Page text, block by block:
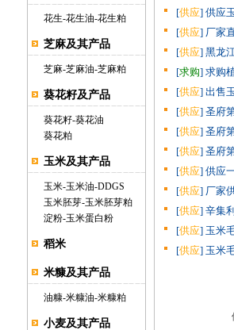
花生-花生油-花生粕
芝麻及其产品
芝麻-芝麻油-芝麻粕
葵花籽及产品
葵花籽-葵花油
葵花粕
玉米及其产品
玉米-玉米油-DDGS
玉米胚芽-玉米胚芽粕
淀粉-玉米蛋白粉
稻米
米糠及其产品
油糠-米糠油-米糠粕
小麦及其产品
[供应] 供应
[供应] 厂家
[供应] 黑龙
[求购] 求购
[供应] 出售
[供应] 圣府
[供应] 圣府
[供应] 圣府
[供应] 供应
[供应] 厂家
[供应] 辛集
[供应] 玉米
[供应] 玉米